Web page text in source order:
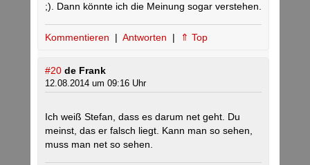
;). Dann könnte ich die Meinung sogar verstehen.
Kommentieren | Antworten | ⇑ Top
#20 de Frank
12.08.2014 um 09:16 Uhr
Ich weiß Stefan, dass es darum net geht. Du
meinst, das er falsch liegt. Kann man so sehen,
muss man net so sehen.